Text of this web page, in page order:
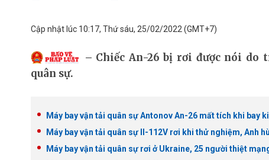
Cập nhật lúc 10:17, Thứ sáu, 25/02/2022 (GMT+7)
Chiếc An-26 bị rơi được nói
quân sự.
Máy bay vận tải quân sự Antonov An-26 mất tích khi bay
Máy bay vận tải quân sự Il-112V rơi khi thử nghiệm, Anh
Máy bay vận tải quân sự rơi ở Ukraine, 25 người thiệt